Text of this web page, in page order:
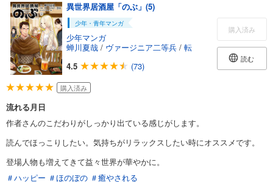
異世界居酒屋「のぶ」(5)
少年・青年マンガ
少年マンガ
蝉川夏哉 / ヴァージニア二等兵 / 転
4.5
(73)
購入済み
読む
購入済み
流れる月日
作者さんのこだわりがしっかり出ている感じがします。
読んでほっこりしたい。気持ちがリラックスしたい時にオススメです。
登場人物も増えてきて益々世界が華やかに。
＃ハッピー ＃ほのぼの ＃癒やされる